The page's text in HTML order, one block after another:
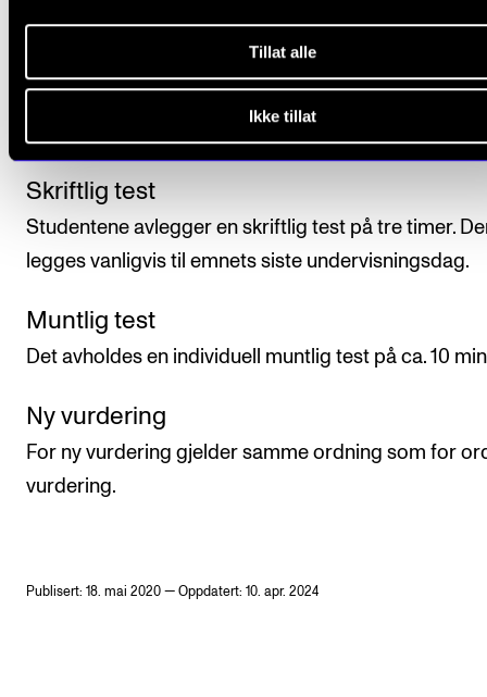
Tillat alle
Ikke tillat
Studenten vurderes i forhold til emnets læringsmål.
Avsluttende vurdering uttrykkes ved bestått/ ikke
og fastsettes på grunnlag av en skriftlig og en
Skriftlig test
Studentene avlegger en skriftlig test på tre timer.
legges vanligvis til emnets siste undervisningsdag.
Muntlig test
Det avholdes en individuell muntlig test på ca. 10
Ny vurdering
For ny vurdering gjelder samme ordning som for
vurdering.
Publisert: 18. mai 2020 — Oppdatert: 10. apr. 2024